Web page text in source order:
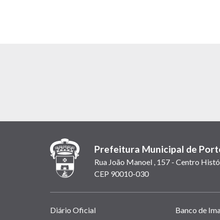
Prefeitura Municipal de
Rua João Manoel , 157 - Centro
CEP 90010-030
Links
Diário Oficial Banco de